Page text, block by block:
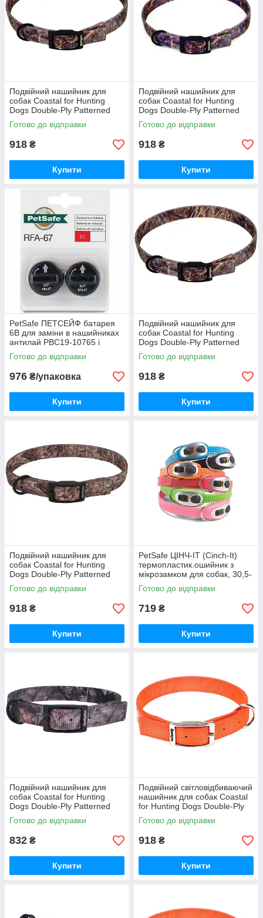
Подвійний нашийник для
собак Coastal for Hunting
Dogs Double-Ply Patterned
Collar 2,5х55 см
(R2903_G_DB122)
Готово до відправки
918 ₴
Купити
Подвійний нашийник для
собак Coastal for Hunting
Dogs Double-Ply Patterned
Collar 2,5х70 см
(R2903_G_DB126)
Готово до відправки
918 ₴
Купити
PetSafe ПЕТСЕЙФ батарея
6В для заміни в нашийниках
антилай PBC19-10765 і
PUSP-150-19
Готово до відправки
976 ₴/упаковка
Купити
Подвійний нашийник для
собак Coastal for Hunting
Dogs Double-Ply Patterned
Collar 2,5х61 см
(R2903_G_DB124)
Готово до відправки
918 ₴
Купити
Подвійний нашийник для
собак Coastal for Hunting
Dogs Double-Ply Patterned
Collar 2,5х70 см
(R2903_G_AVT_26)
Готово до відправки
918 ₴
Купити
PetSafe ЦІНЧ-ІТ (Cinch-It)
термопластик.ошийник з
мікрозамком для собак, 30,5-
49,5см, чорний
Готово до відправки
719 ₴
Купити
Подвійний нашийник для
собак Coastal for Hunting
Dogs Double-Ply Patterned
Collar 2,5х70 см
(R2903_G_MBC_26)
Готово до відправки
832 ₴
Купити
Подвійний світловідбиваючий
нашийник для собак Coastal
for Hunting Dogs Double-Ply
Reflective Collar 2.5х46 см
(R2903_RG_SOR18)
Готово до відправки
918 ₴
Купити